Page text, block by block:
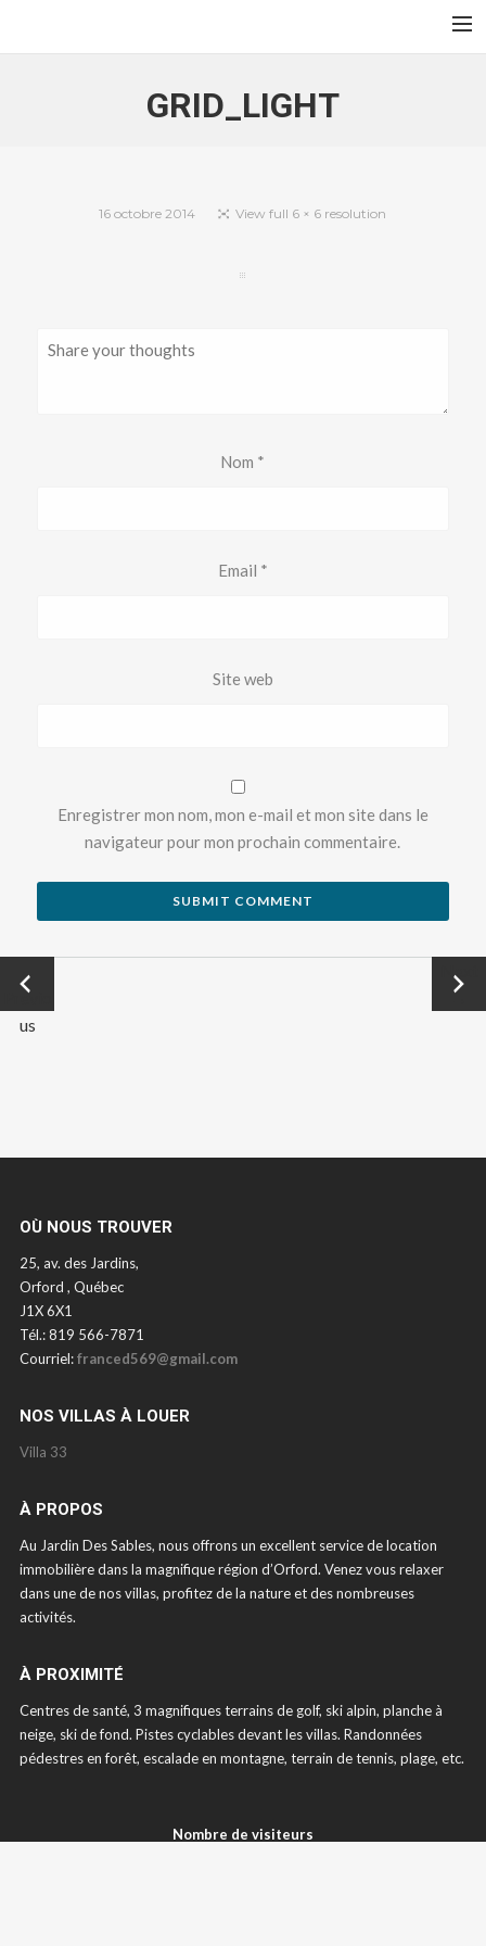
GRID_LIGHT
16 octobre 2014 View full 6 × 6 resolution
Nom *
Email *
Site web
Enregistrer mon nom, mon e-mail et mon site dans le
navigateur pour mon prochain commentaire.
←
Previo
us
Next
→
OÙ NOUS TROUVER
25, av. des Jardins,
Orford , Québec
J1X 6X1
Tél.: 819 566-7871
Courriel:franced569@gmail.com
NOS VILLAS À LOUER
Villa 33
À PROPOS
Au Jardin Des Sables, nous offrons un excellent service de location
immobilière dans la magnifique région d’Orford. Venez vous relaxer
dans une de nos villas, profitez de la nature et des nombreuses
activités.
À PROXIMITÉ
Centres de santé, 3 magnifiques terrains de golf, ski alpin, planche à
neige, ski de fond. Pistes cyclables devant les villas. Randonnées
pédestres en forêt, escalade en montagne, terrain de tennis, plage, etc.
Nombre de visiteurs